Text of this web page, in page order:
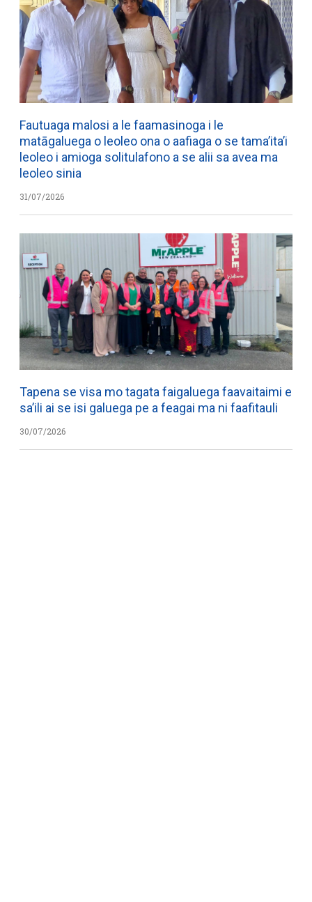
Fautuaga malosi a le faamasinoga i le
matāgaluega o leoleo ona o aafiaga o se tama’ita’i
leoleo i amioga solitulafono a se alii sa avea ma
leoleo sinia
31/07/2026
Tapena se visa mo tagata faigaluega faavaitaimi e
sa’ili ai se isi galuega pe a feagai ma ni faafitauli
30/07/2026